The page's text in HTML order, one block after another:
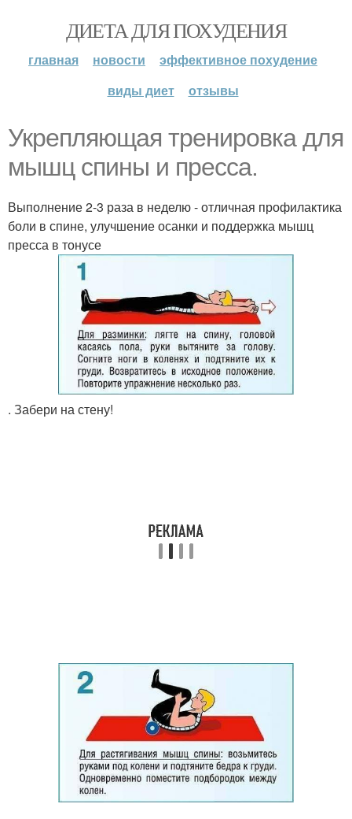
ДИЕТА ДЛЯ ПОХУДЕНИЯ
главная новости
эффективное похудение
виды диет
отзывы
Укрепляющая тренировка для
мышц спины и пресса.
Выполнение 2-3 раза в неделю - отличная профилактика
боли в спине, улучшение осанки и поддержка мышц
пресса в тонусе
. Забери на стену!